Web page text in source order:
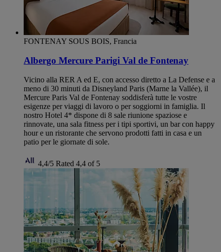
FONTENAY SOUS BOIS, Francia
Albergo Mercure Parigi Val de Fontenay
Vicino alla RER A ed E, con accesso diretto a La Defense e a
meno di 30 minuti da Disneyland Paris (Marne la Vallée), il
Mercure Paris Val de Fontenay soddisferà tutte le vostre
esigenze per viaggi di lavoro o per soggiorni in famiglia. Il
nostro Hotel 4* dispone di 8 sale riunione spaziose e
rinnovate, una sala fitness per i tipi sportivi, un bar con happy
hour e un ristorante che servono prodotti fatti in casa e un
patio per le giornate di sole.
4,4/5 Rated 4,4 of 5